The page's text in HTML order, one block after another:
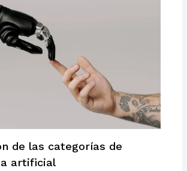
de las categorías de
artificial